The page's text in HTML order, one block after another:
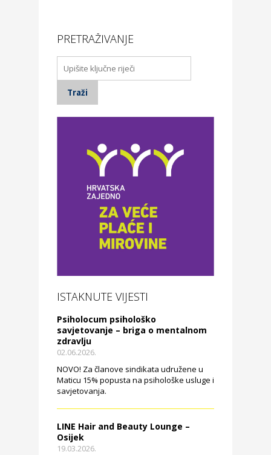
PRETRAŽIVANJE
ISTAKNUTE VIJESTI
Psiholocum psihološko
savjetovanje – briga o mentalnom
zdravlju
02.06.2026.
NOVO! Za članove sindikata udružene u
Maticu 15% popusta na psihološke usluge i
savjetovanja.
LINE Hair and Beauty Lounge –
Osijek
19.03.2026.